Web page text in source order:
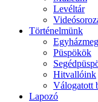
Levéltár
Történelmünk
Püspökök
Hitvallóink
Válogatott
Lapozó